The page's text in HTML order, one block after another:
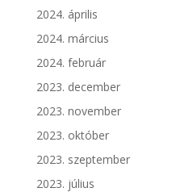
2024. április
2024. március
2024. február
2023. december
2023. november
2023. október
2023. szeptember
2023. július